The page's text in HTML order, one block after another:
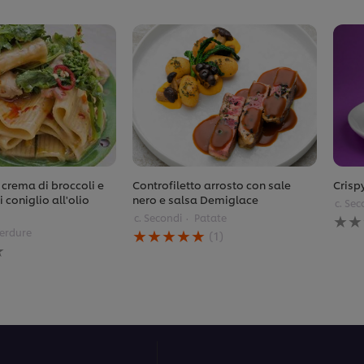
di broccoli e
coniglio all'olio
Controfiletto arrosto con sale
nero e salsa Demiglace
c. Secondi Patate
La
valutazione
(1)
c.